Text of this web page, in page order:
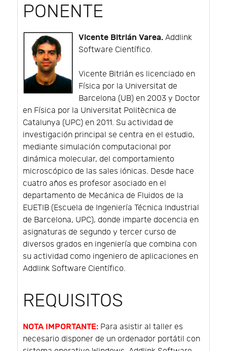
PONENTE
Vicente Bitrián Varea. Addlink
Software Científico.
Vicente Bitrián es licenciado en
Física por la Universitat de
Barcelona (UB) en 2003 y Doctor
en Física por la Universitat Politècnica de
Catalunya (UPC) en 2011. Su actividad de
investigación principal se centra en el estudio,
mediante simulación computacional por
dinámica molecular, del comportamiento
microscópico de las sales iónicas. Desde hace
cuatro años es profesor asociado en el
departamento de Mecánica de Fluidos de la
EUETIB (Escuela de Ingeniería Técnica Industrial
de Barcelona, UPC), donde imparte docencia en
asignaturas de segundo y tercer curso de
diversos grados en ingeniería que combina con
su actividad como ingeniero de aplicaciones en
Addlink Software Científico.
REQUISITOS
NOTA IMPORTANTE: Para asistir al taller es
necesario disponer de un ordenador portátil con